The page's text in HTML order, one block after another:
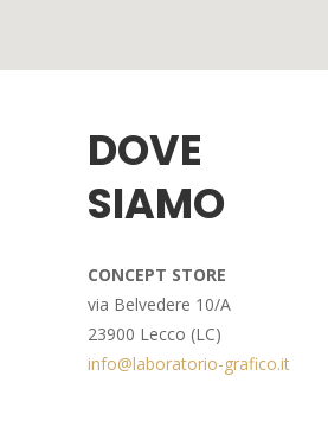
DOVE
SIAMO
CONCEPT STORE
via Belvedere 10/A
23900 Lecco (LC)
info@laboratorio-grafico.it